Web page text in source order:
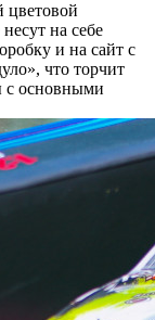
цветовой
на себе
и на сайт с
что торчит
с основными